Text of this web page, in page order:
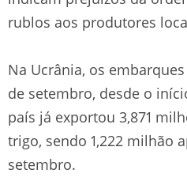
rublos aos produtores
Na Ucrânia, os
de setembro, desde o
país já exportou 3,871
trigo, sendo 1,222 milhão
setembro.